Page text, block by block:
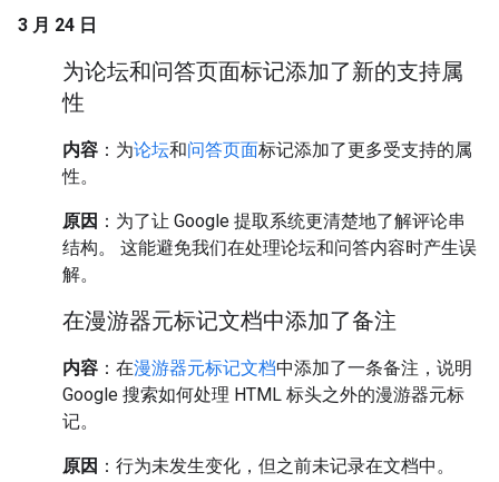
3 月 24 日
为论坛和问答页面标记添加了新的支持属
性
内容 ：为论坛和问答页面标记添加了更多受支持的属
性。
原因 ：为了让 Google 提取系统更清楚地了解评论串
结构。 这能避免我们在处理论坛和问答内容时产生误
解。
在漫游器元标记文档中添加了备注
内容 ：在漫游器元标记文档中添加了一条备注，说明
Google 搜索如何处理 HTML 标头之外的漫游器元标
记。
原因 ：行为未发生变化，但之前未记录在文档中。